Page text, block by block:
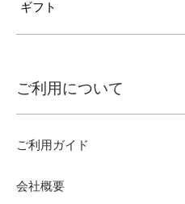
ギフト
ご利用について
ご利用ガイド
会社概要